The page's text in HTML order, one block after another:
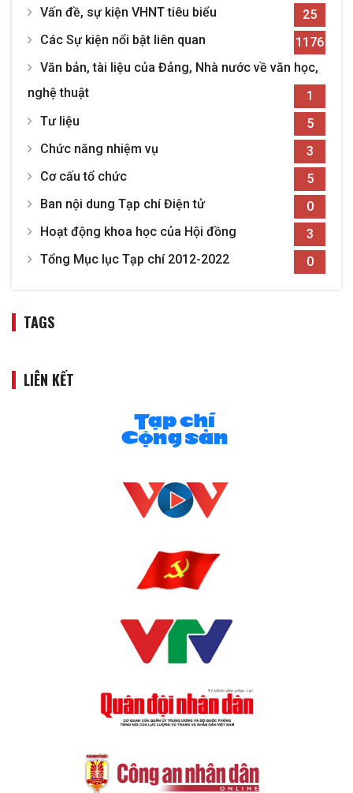
Vấn đề, sự kiện VHNT tiêu biểu
25
Các Sự kiện nổi bật liên quan
1176
Văn bản, tài liệu của Đảng, Nhà nước về văn học,
nghệ thuật
1
Tư liệu
5
Chức năng nhiệm vụ
3
Cơ cấu tổ chức
5
Ban nội dung Tạp chí Điện tử
0
Hoạt động khoa học của Hội đồng
3
Tổng Mục lục Tạp chí 2012-2022
0
TAGS
LIÊN KẾT